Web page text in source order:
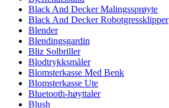
Black And Decker Malingssprøyte
Black And Decker Robotgressklipper
Blender
Blendingsgardin
Bliz Solbriller
Blodtrykksmåler
Blomsterkasse Med Benk
Blomsterkasse Ute
Bluetooth-høyttaler
Blush